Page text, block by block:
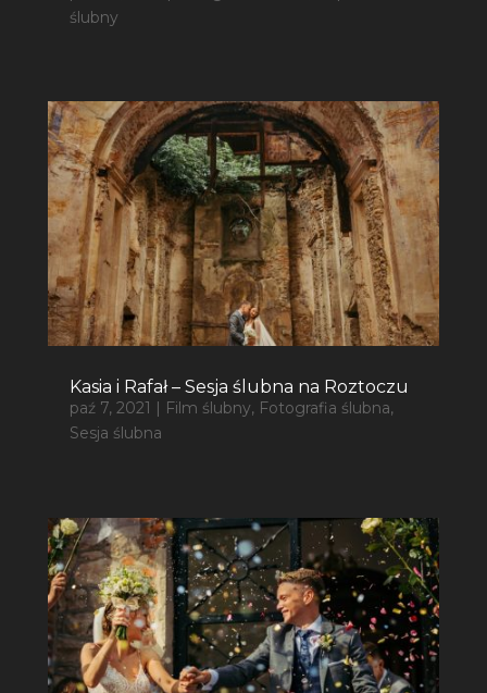
ślubny
Kasia i Rafał – Sesja ślubna na Roztoczu
paź 7, 2021 Film ślubny, Fotografia ślubna,
Sesja ślubna